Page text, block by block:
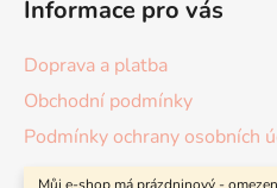
Informace pro vás
Doprava a platba
Obchodní podmínky
Podmínky ochrany osobních